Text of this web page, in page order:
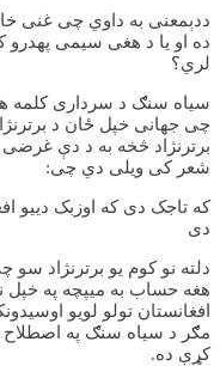
ددېمعنی به داوي چی غنی
ده او یا د هغی سیمی پهدرو
لري؟
سیاه سنګ د سرداری کلمه
چی جهانی خپل ځان د
برترنژاد څخه به د دې
شعر کی ویلی دي چی:
که تاجک دی که اوزبک دییو
دی
دلته نو کوم یو برترنژاد
هغه حساب به میپچه په خپل
افغانستان تولو لویو
مګر د سیاه سنګ په اصطلاح
کړې ده.